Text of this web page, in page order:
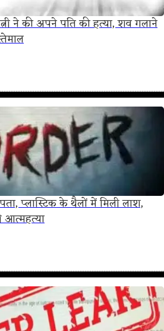
ने की अपने पति की हत्या, शव गलाने
प्लास्टिक के थैलों में मिली लाश,
आत्‍महत्‍या